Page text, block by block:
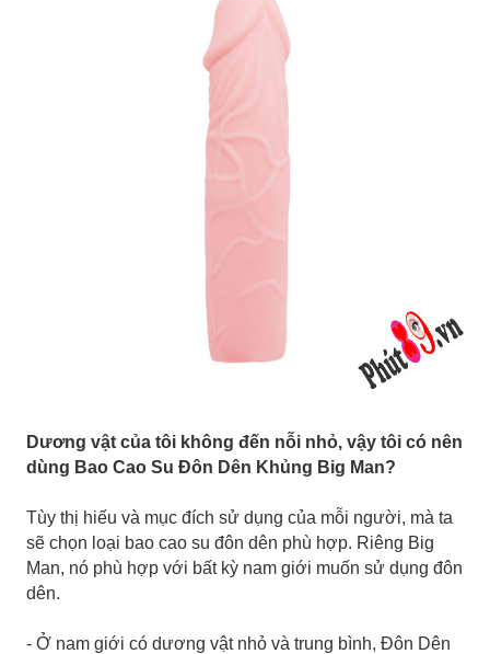
Dương vật của tôi không đến nỗi nhỏ, vậy tôi có nên
dùng Bao Cao Su Đôn Dên Khủng Big Man?
Tùy thị hiếu và mục đích sử dụng của mỗi người, mà ta
sẽ chọn loại bao cao su đôn dên phù hợp. Riêng Big
Man, nó phù hợp với bất kỳ nam giới muốn sử dụng đôn
dên.
- Ở nam giới có dương vật nhỏ và trung bình, Đôn Dên